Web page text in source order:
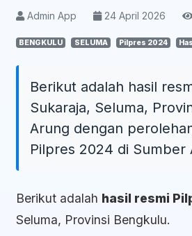
Admin App 24 April 2026
BENGKULU SELUMA Pilpres 2024
Berikut adalah hasil
Sukaraja, Seluma,
Arung dengan
Pilpres 2024 di Sumber
Berikut adalah hasil resmi
Seluma, Provinsi Bengkulu.